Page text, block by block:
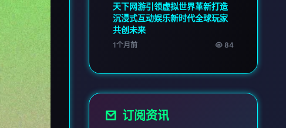
天下网游引领虚拟世界革新打造
沉浸式互动娱乐新时代全球玩家
共创未来
1个月前 84
订阅资讯